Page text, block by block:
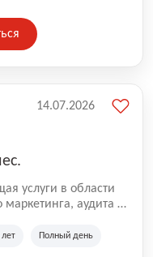
услуги в области
маркетинга, аудита и
на рынке с
Полный день
14.07.2026